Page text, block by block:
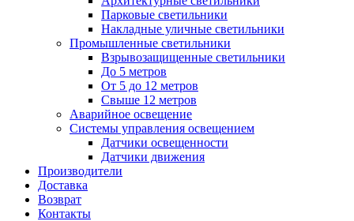
Парковые светильники
Накладные уличные светильники
Промышленные светильники
Взрывозащищенные светильники
До 5 метров
От 5 до 12 метров
Свыше 12 метров
Аварийное освещение
Системы управления освещением
Датчики освещенности
Датчики движения
Производители
Доставка
Возврат
Контакты